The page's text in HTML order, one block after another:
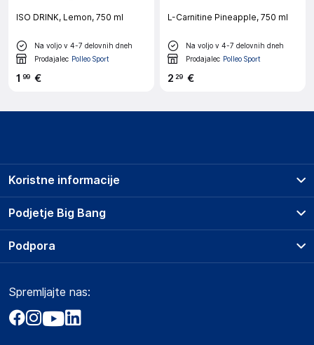
ISO DRINK, Lemon, 750 ml
Na voljo v 4-7 delovnih dneh
Prodajalec Polleo Sport
1 99 €
L-Carnitine Pineapple, 750 ml
Na voljo v 4-7 delovnih dneh
Prodajalec Polleo Sport
2 29 €
Podjetje Big Bang
O podjetju
Obvestila za javnost
Akt o digitalnih storitvah
Koristne informacije
Prodajna mesta
Storitve
Dostava, vnos in odvoz
Zavarovanje izdelkov
Podpora
Marketplace
Kako oddati naročilo?
Spremljajte nas: